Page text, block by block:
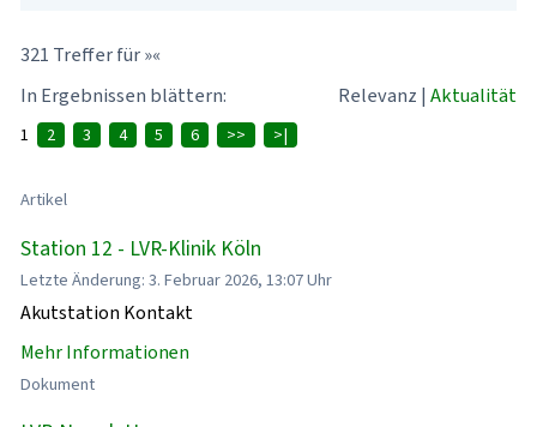
321 Treffer für »«
In Ergebnissen blättern:
Relevanz | Aktualität
1 2 3 4 5 6 >> >|
Artikel
Station 12 - LVR-Klinik Köln
Letzte Änderung: 3. Februar 2026, 13:07 Uhr
Akutstation Kontakt
Mehr Informationen
Dokument